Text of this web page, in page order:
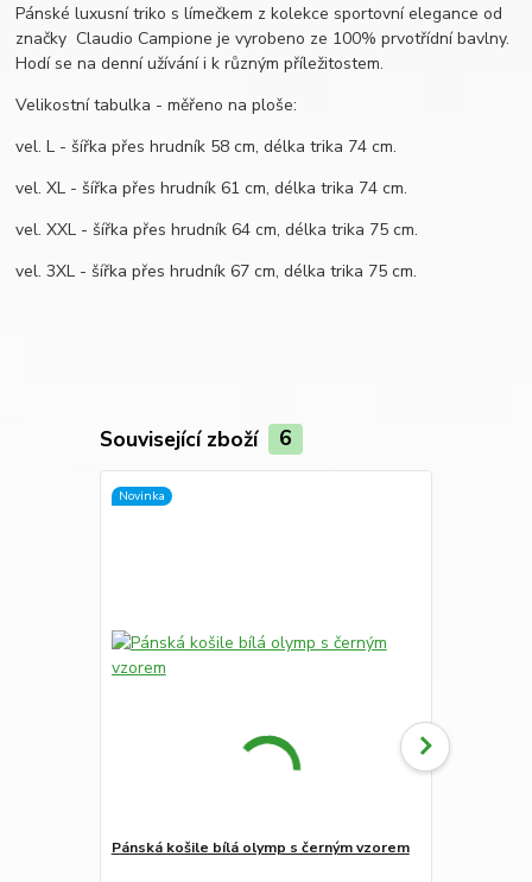
Pánské luxusní triko s límečkem z kolekce sportovní elegance od
značky Claudio Campione je vyrobeno ze 100% prvotřídní bavlny.
Hodí se na denní užívání i k různým příležitostem.
Velikostní tabulka - měřeno na ploše:
vel. L - šířka přes hrudník 58 cm, délka trika 74 cm.
vel. XL - šířka přes hrudník 61 cm, délka trika 74 cm.
vel. XXL - šířka přes hrudník 64 cm, délka trika 75 cm.
vel. 3XL - šířka přes hrudník 67 cm, délka trika 75 cm.
Související zboží 6
Novinka
Pánská košile bílá olymp s černým vzorem